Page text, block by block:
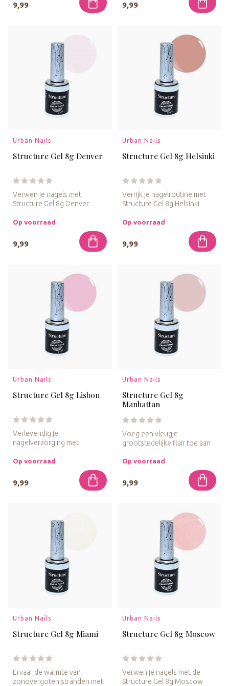
9,99 9,99
Urban Nails
Structure Gel 8g Denver
Verwen je nagels met
Structure Gel 8g Denver
delicate r...
Op voorraad
9,99
Urban Nails
Structure Gel 8g Helsinki
Verrijk je nagelroutine met
Structure Gel 8g Helsinki
Op voorraad
9,99
Urban Nails
Structure Gel 8g Lisbon
Verlevendig je
nagelverzorging met
Deze gel biedt ...
Op voorraad
9,99
Urban Nails
Structure Gel 8g
Manhattan
Voeg een vleugje
grootstedelijke flair toe aan
Structure ...
Op voorraad
9,99
Urban Nails
Structure Gel 8g Miami
Ervaar de warmte van
zonovergoten stranden met
Urban Nails
Structure Gel 8g Moscow
Verwen je nagels met de
Structure Gel 8g Moscow